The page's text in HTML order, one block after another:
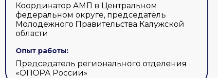
Координатор АМП в Центральном
федеральном округе, председатель
Молодежного Правительства Калужской
области
Опыт работы:
Председатель регионального отделения
«ОПОРА России»